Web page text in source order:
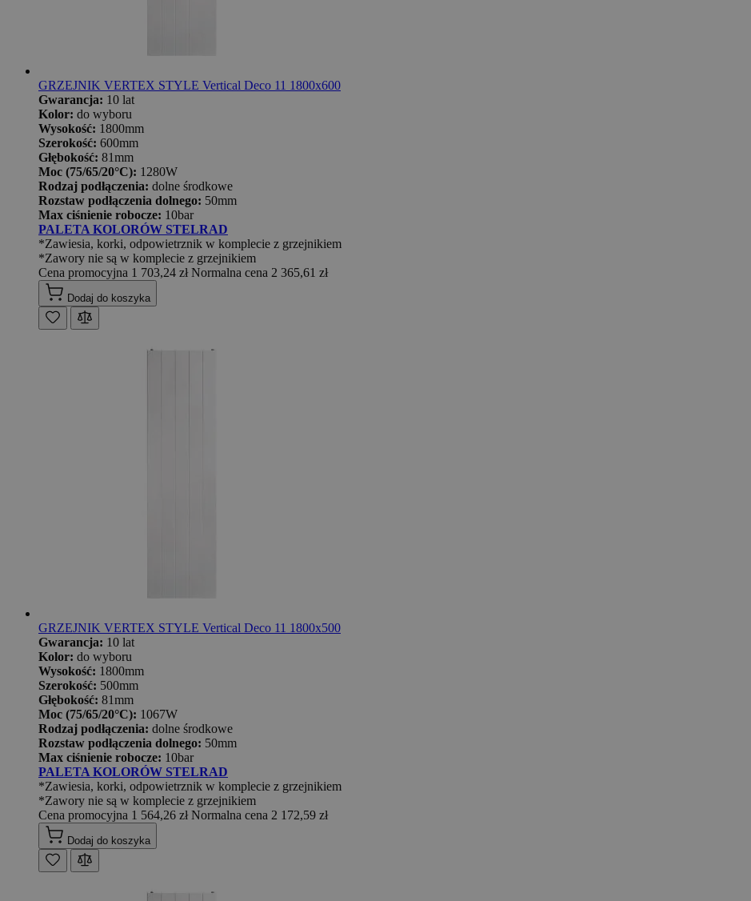
GRZEJNIK VERTEX STYLE Vertical Deco 11 1800x600
Gwarancja: 10 lat
Kolor: do wyboru
Wysokość: 1800mm
Szerokość: 600mm
Głębokość: 81mm
Moc (75/65/20°C): 1280W
Rodzaj podłączenia: dolne środkowe
Rozstaw podłączenia dolnego: 50mm
Max ciśnienie robocze: 10bar
PALETA KOLORÓW STELRAD
*Zawiesia, korki, odpowietrznik w komplecie z grzejnikiem
*Zawory nie są w komplecie z grzejnikiem
Cena promocyjna 1 703,24 zł Normalna cena 2 365,61 zł
Dodaj do koszyka
GRZEJNIK VERTEX STYLE Vertical Deco 11 1800x500
Gwarancja: 10 lat
Kolor: do wyboru
Wysokość: 1800mm
Szerokość: 500mm
Głębokość: 81mm
Moc (75/65/20°C): 1067W
Rodzaj podłączenia: dolne środkowe
Rozstaw podłączenia dolnego: 50mm
Max ciśnienie robocze: 10bar
PALETA KOLORÓW STELRAD
*Zawiesia, korki, odpowietrznik w komplecie z grzejnikiem
*Zawory nie są w komplecie z grzejnikiem
Cena promocyjna 1 564,26 zł Normalna cena 2 172,59 zł
Dodaj do koszyka